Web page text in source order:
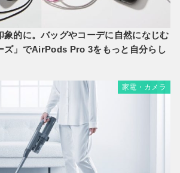
象的に。バッグやコーデに自然になじむ
ズ」でAirPods Pro 3をもっと自分らし
家電・カメラ